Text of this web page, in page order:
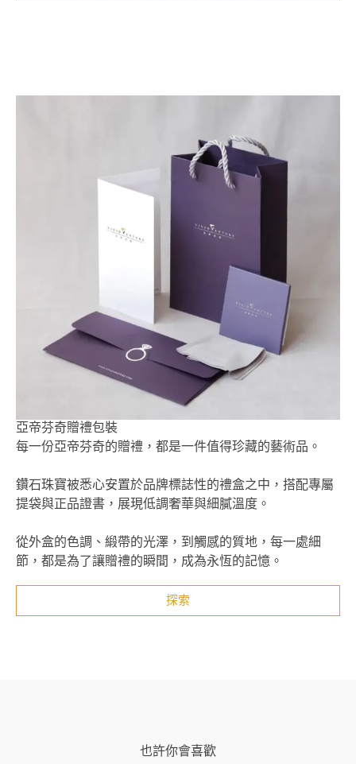
亞帝芬奇贈禮包裝
每一份亞帝芬奇的贈禮，都是一件值得珍藏的藝術品。
鑽石珠寶被悉心安置於品牌標誌性的禮盒之中，搭配專屬
提袋與正品證書，展現低調奢華與細膩溫度。
從外盒的色調、緞帶的光澤，到觸感的質地，每一處細
節，都是為了讓贈禮的瞬間，成為永恆的記憶。
探索
也許你會喜歡